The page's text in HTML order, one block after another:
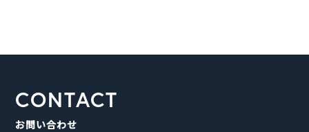
CONTACT
お問い合わせ